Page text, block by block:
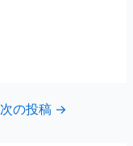
次の投稿 →